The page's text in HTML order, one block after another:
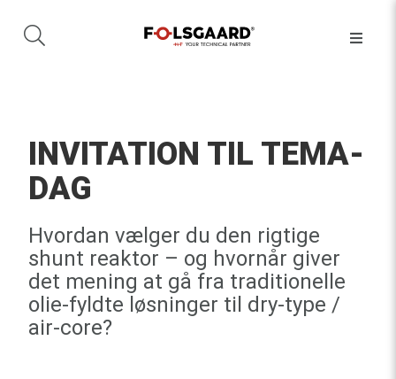
INVITATION TIL TEMA-
DAG
Hvordan vælger du den rigtige
shunt reaktor – og hvornår giver
det mening at gå fra traditionelle
olie-fyldte løsninger til dry-type /
air-core?